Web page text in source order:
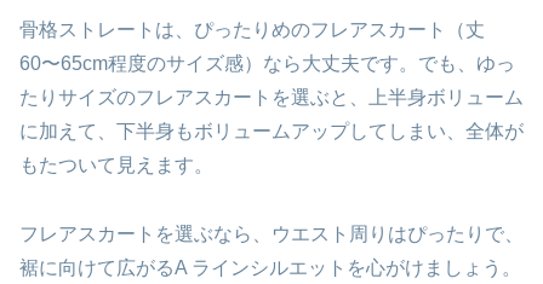
骨格ストレートは、ぴったりめのフレアスカート（丈
60〜65cm程度のサイズ感）なら大丈夫です。でも、ゆっ
たりサイズのフレアスカートを選ぶと、上半身ボリューム
に加えて、下半身もボリュームアップしてしまい、全体が
もたついて見えます。
フレアスカートを選ぶなら、ウエスト周りはぴったりで、
裾に向けて広がるA ラインシルエットを心がけましょう。